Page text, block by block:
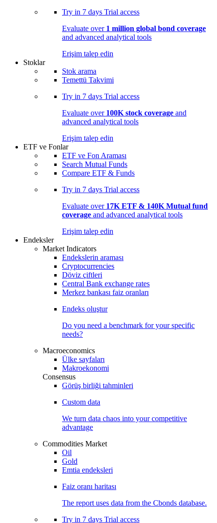
Try in 7 days Trial access
Evaluate over 1 million global bond coverage
and advanced analytical tools
Erişim talep edin
Stoklar
Stok arama
Temettü Takvimi
Try in 7 days Trial access
Evaluate over 100K stock coverage and
advanced analytical tools
Erişim talep edin
ETF ve Fonlar
ETF ve Fon Araması
Search Mutual Funds
Compare ETF & Funds
Try in 7 days Trial access
Evaluate over 17K ETF & 140K Mutual fund
coverage and advanced analytical tools
Erişim talep edin
Endeksler
Market Indicators
Endekslerin araması
Cryptocurrencies
Döviz çiftleri
Central Bank exchange rates
Merkez bankası faiz oranları
Endeks oluştur
Do you need a benchmark for your specific
needs?
Macroeconomics
Ülke sayfaları
Makroekonomi
Consensus
Görüş birliği tahminleri
Custom data
We turn data chaos into your competitive
advantage
Commodities Market
Oil
Gold
Emtia endeksleri
Faiz oranı haritası
The report uses data from the Cbonds database.
Try in 7 days Trial access